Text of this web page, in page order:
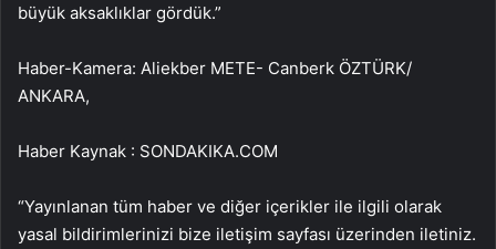
büyük aksaklıklar gördük.”
Haber-Kamera: Aliekber METE- Canberk ÖZTÜRK/
ANKARA,
Haber Kaynak : SONDAKIKA.COM
“Yayınlanan tüm haber ve diğer içerikler ile ilgili olarak
yasal bildirimlerinizi bize iletişim sayfası üzerinden iletiniz.